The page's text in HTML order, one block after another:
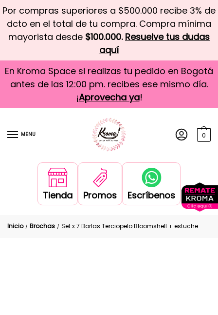
Por compras superiores a $500.000 recibe 3% de
dcto en el total de tu compra. Compra mínima
mayorista desde $100.000. Resuelve tus dudas
aquí
En Kroma Space si realizas tu pedido en Bogotá
antes de las 12:00 pm. recibes ese mismo día.
¡Aprovecha ya!
MENU 0
Tienda Promos Escríbenos
Inicio / Brochas / Set x 7 Borlas Terciopelo Bloomshell + estuche